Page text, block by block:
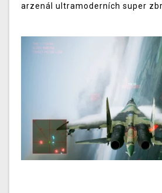
arzenál ultramoderních super